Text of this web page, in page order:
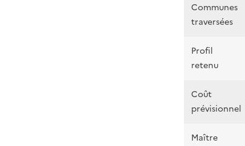
Communes
traversées
Profil
retenu
Coût
prévisionnel
Maître